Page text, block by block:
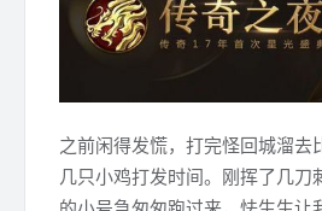
之前闲得发慌，打完怪回城溜去
几只小鸡打发时间。刚挥了几刀